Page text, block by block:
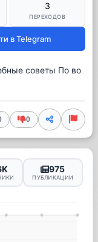
3
ПЕРЕХОДОВ
в Telegram
советы По во
0
975
ПУБЛИКАЦИИ